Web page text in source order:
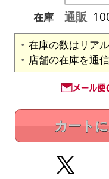
在庫
通販
在庫の数はリア
店舗の在庫を通
カート